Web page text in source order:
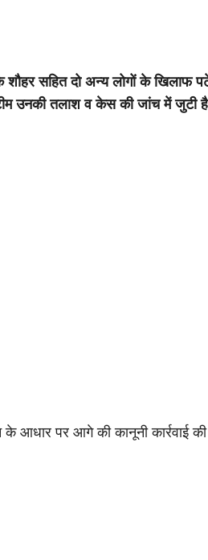
सहित दो अन्य लोगों के खिलाफ
उनकी तलाश व केस की जांच में जुटी
आधार पर आगे की कानूनी कार्रवाई की